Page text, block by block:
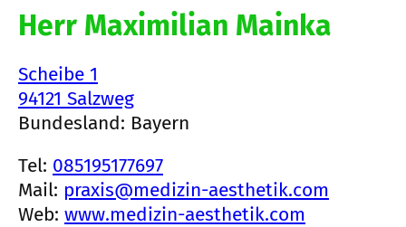
Herr Maximilian Mainka
Scheibe 1
94121 Salzweg
Bundesland: Bayern
Tel: 085195177697
Mail: praxis@medizin-aesthetik.com
Web: www.medizin-aesthetik.com